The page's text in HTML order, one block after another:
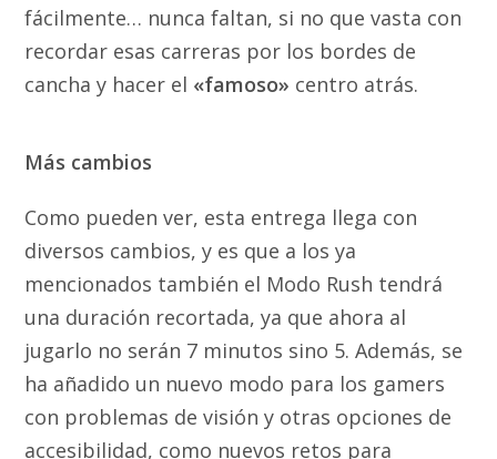
fácilmente… nunca faltan, si no que vasta con
recordar esas carreras por los bordes de
cancha y hacer el «famoso» centro atrás.
Más cambios
Como pueden ver, esta entrega llega con
diversos cambios, y es que a los ya
mencionados también el Modo Rush tendrá
una duración recortada, ya que ahora al
jugarlo no serán 7 minutos sino 5. Además, se
ha añadido un nuevo modo para los gamers
con problemas de visión y otras opciones de
accesibilidad, como nuevos retos para